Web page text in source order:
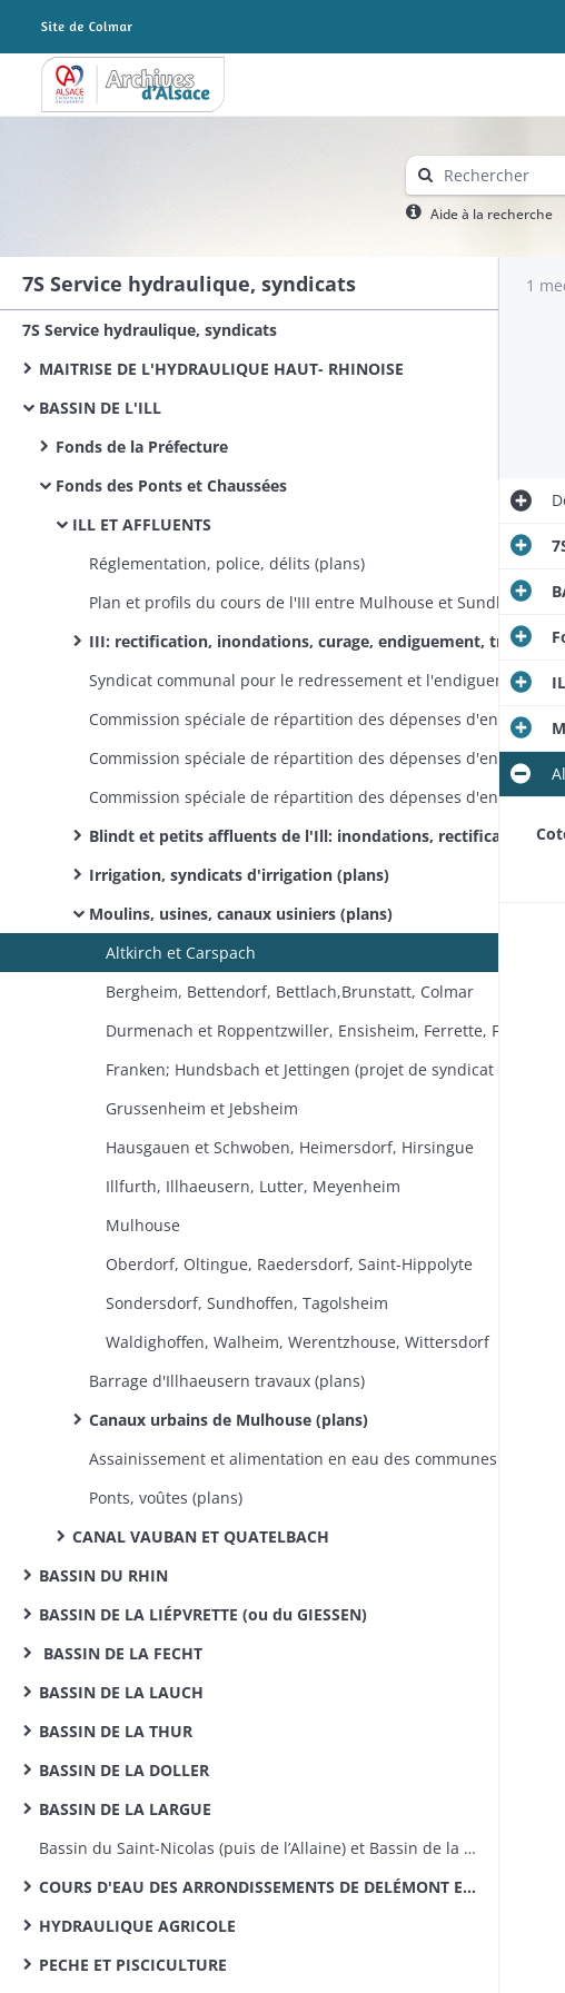
Archives Alsace - Colmar
Aide à la recherche
7S Service hydraulique, syndicats
7S Service hydraulique, syndicats
MAITRISE DE L'HYDRAULIQUE HAUT- RHINOISE
BASSIN DE L'ILL
Fonds de la Préfecture
Fonds des Ponts et Chaussées
ILL ET AFFLUENTS
Réglementation, police, délits (plans)
Plan et profils du cours de l'III entre Mulhouse et Sundhoffen
III: rectification, inondations, curage, endiguement, travaux de défense et d'aménagement des rives, canaux de décharge des eaux (plans)
Syndicat communal pour le redressement et l'endiguement de l'III dans la banlieue de Horbourg
Commission spéciale de répartition des dépenses d'endiguement de l'Ill créée en 1823 et syndicats pour le redressement et l'endiguement de l'lll créés en 1839
Commission spéciale de répartition des dépenses d'endiguement de l'Ill créée en 1823 et syndicats pour le redressement et l'endiguement de l'lll créés en 1839: 4e arrondissement du syndicat pour le redressement et l'endiguement de l'III: organisation, activités, comptabilité (plans)
Commission spéciale de répartition des dépenses d'endiguement de l'Ill créée en 1823 et syndicats pour le redressement et l'endiguement de l'lll créés en 1839: 5e arrondissement du syndicat pour le redressement et l'endiguement de l'lll: activités, comptabilité (plans)
Blindt et petits affluents de l'Ill: inondations, rectification, curage, travaux de défense et d'aménagement des rives, endiguement (plans)
Irrigation, syndicats d'irrigation (plans)
Moulins, usines, canaux usiniers (plans)
Altkirch et Carspach
Bergheim, Bettendorf, Bettlach,Brunstatt, Colmar
Durmenach et Roppentzwiller, Ensisheim, Ferrette, Fislis
Grussenheim et Jebsheim
Hausgauen et Schwoben, Heimersdorf, Hirsingue
Illfurth, Illhaeusern, Lutter, Meyenheim
Mulhouse
Oberdorf, Oltingue, Raedersdorf, Saint-Hippolyte
Sondersdorf, Sundhoffen, Tagolsheim
Waldighoffen, Walheim, Werentzhouse, Wittersdorf
Barrage d'Illhaeusern travaux (plans)
Canaux urbains de Mulhouse (plans)
Ponts, voûtes (plans)
CANAL VAUBAN ET QUATELBACH
BASSIN DU RHIN
BASSIN DE LA LIÉPVRETTE (ou du GIESSEN)
BASSIN DE LA FECHT
BASSIN DE LA LAUCH
BASSIN DE LA THUR
BASSIN DE LA DOLLER
BASSIN DE LA LARGUE
Bassin du Saint-Nicolas (puis de l’Allaine) et Bassin de la Savoureuse
COURS D'EAU DES ARRONDISSEMENTS DE DELÉMONT ET PORRENTRUY
HYDRAULIQUE AGRICOLE
PECHE ET PISCICULTURE
1